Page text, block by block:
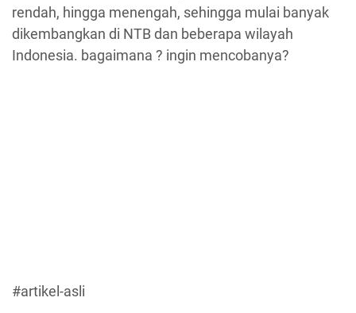
rendah, hingga menengah, sehingga mulai banyak
dikembangkan di NTB dan beberapa wilayah
Indonesia. bagaimana ? ingin mencobanya?
#artikel-asli